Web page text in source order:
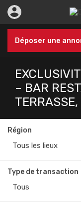
Déposer une
– BAR
TERRASSE,
Région
Tous les lieux
Type de transaction
Tous